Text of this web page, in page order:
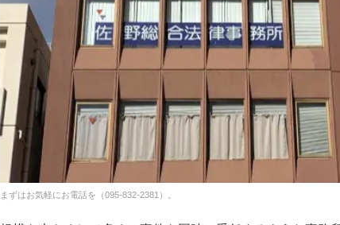
まずはお気軽にお電話を（095-832-2381）。